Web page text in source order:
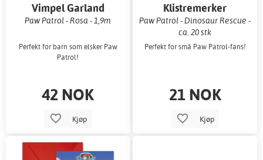
Vimpel Garland
Paw Patrol - Rosa - 1,9m
Perfekt for barn som elsker Paw
Patrol!
42 NOK
Kjøp
Klistremerker
Paw Patrol - Dinosaur Rescue -
ca. 20 stk
Perfekt for små Paw Patrol-fans!
21 NOK
Kjøp